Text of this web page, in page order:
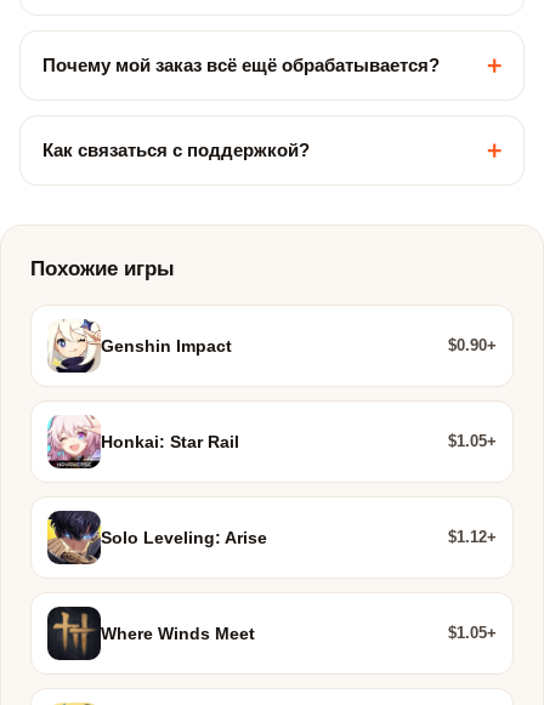
Почему мой заказ всё ещё обрабатывается? +
Как связаться с поддержкой? +
Похожие игры
Genshin Impact $0.90+
Honkai: Star Rail $1.05+
Solo Leveling: Arise $1.12+
Where Winds Meet $1.05+